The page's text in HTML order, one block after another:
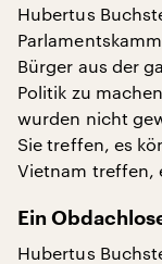
Hubertus
Bürger aus der
Politik zu
wurden nicht
Sie treffen, es
Vietnam treffen,
Ein
Hubertus